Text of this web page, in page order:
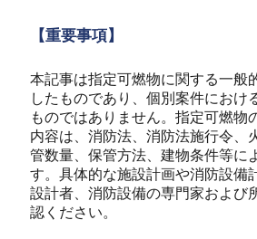
【重要事項】
本記事は指定可燃物に関する一般
したものであり、個別案件におけ
ものではありません。指定可燃物
内容は、消防法、消防法施行令、
管数量、保管方法、建物条件等に
す。具体的な施設計画や消防設備
設計者、消防設備の専門家および
認ください。